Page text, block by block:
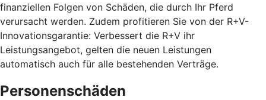
finanziellen Folgen von Schäden, die durch Ihr Pferd
verursacht werden. Zudem profitieren Sie von der R+V-
Innovationsgarantie: Verbessert die R+V ihr
Leistungsangebot, gelten die neuen Leistungen
automatisch auch für alle bestehenden Verträge.
Personenschäden